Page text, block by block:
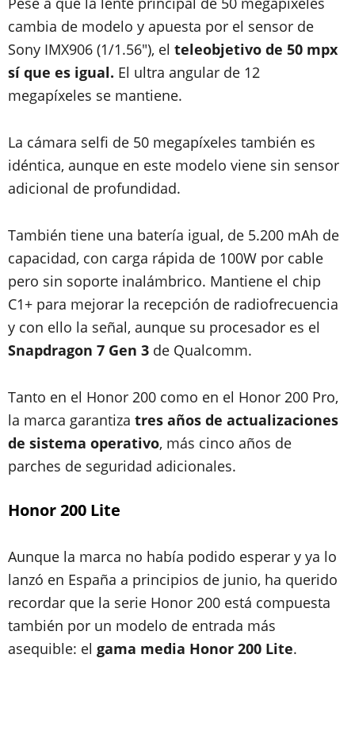
cambia de modelo y apuesta por el sensor de
Sony IMX906 (1/1.56"), el teleobjetivo de 50 mpx
sí que es igual. El ultra angular de 12
megapíxeles se mantiene.
La cámara selfi de 50 megapíxeles también es
idéntica, aunque en este modelo viene sin sensor
adicional de profundidad.
También tiene una batería igual, de 5.200 mAh de
capacidad, con carga rápida de 100W por cable
pero sin soporte inalámbrico. Mantiene el chip
C1+ para mejorar la recepción de radiofrecuencia
y con ello la señal, aunque su procesador es el
Snapdragon 7 Gen 3 de Qualcomm.
Tanto en el Honor 200 como en el Honor 200 Pro,
la marca garantiza tres años de actualizaciones
de sistema operativo, más cinco años de
parches de seguridad adicionales.
Honor 200 Lite
Aunque la marca no había podido esperar y ya lo
lanzó en España a principios de junio, ha querido
recordar que la serie Honor 200 está compuesta
también por un modelo de entrada más
asequible: el gama media Honor 200 Lite.